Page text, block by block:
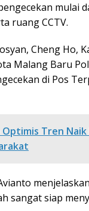
mulai
ruang CCTV.
Cheng Ho,
Malang Baru
di Pos
Tren
sangat siap